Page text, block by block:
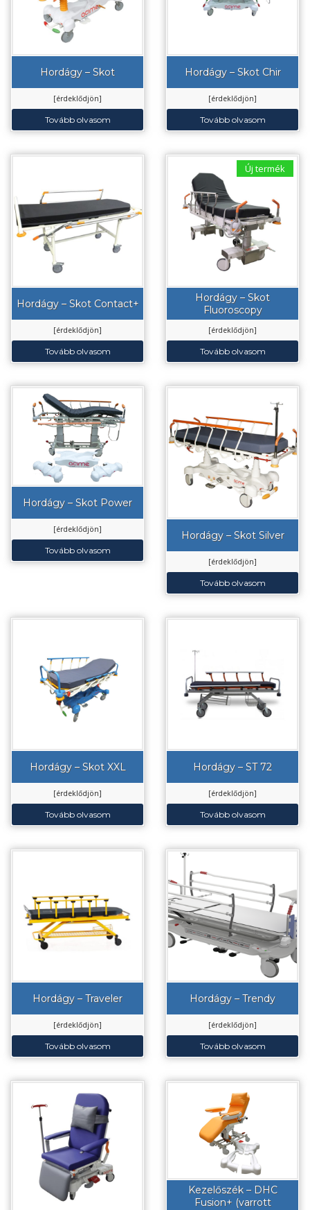
Hordágy – Skot
[érdeklődjön]
Tovább olvasom
Hordágy – Skot Chir
[érdeklődjön]
Tovább olvasom
Hordágy – Skot Contact+
[érdeklődjön]
Tovább olvasom
Új termék
Hordágy – Skot
Fluoroscopy
[érdeklődjön]
Tovább olvasom
Hordágy – Skot Power
[érdeklődjön]
Tovább olvasom
Hordágy – Skot Silver
[érdeklődjön]
Tovább olvasom
Hordágy – Skot XXL
[érdeklődjön]
Tovább olvasom
Hordágy – ST 72
[érdeklődjön]
Tovább olvasom
Hordágy – Traveler
[érdeklődjön]
Tovább olvasom
Hordágy – Trendy
[érdeklődjön]
Tovább olvasom
Kezelőszék – DHC
Fusion+ (varrott